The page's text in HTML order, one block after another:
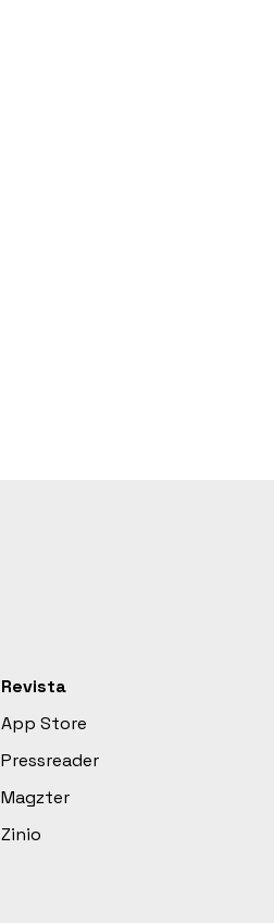
Revista
App Store
Pressreader
Magzter
Zinio